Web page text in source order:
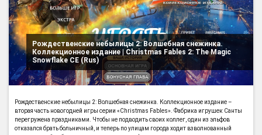
Рождественские небылицы 2: Волшебная снежинка.
Коллекционное издание | Christmas Fables 2: The Magic
Snowflake CE (Rus)
Рождественские небылицы 2: Волшебная снежинка. Коллекционное издание –
вторая часть новогодней игры серии «Christmas Fables». Фабрика игрушек Санты
перегружена праздниками. Чтобы не подводить своих коллег, один из эльфов
отказался брать больничный, и теперь по улицам города ходит взволнованный